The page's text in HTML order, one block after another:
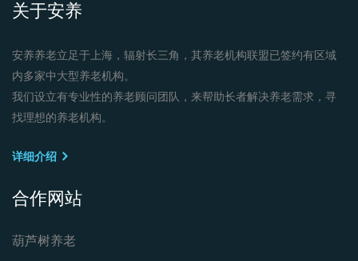
关于安养
安养养老立足于上海，辐射长三角，其养老机构联盟已签约有区域
内多家中大型养老机构。
我们设立有专业性的养老顾问团队，来帮助长者解决养老需求，寻
找理想的养老机构。
详细介绍
合作网站
葫芦树养老